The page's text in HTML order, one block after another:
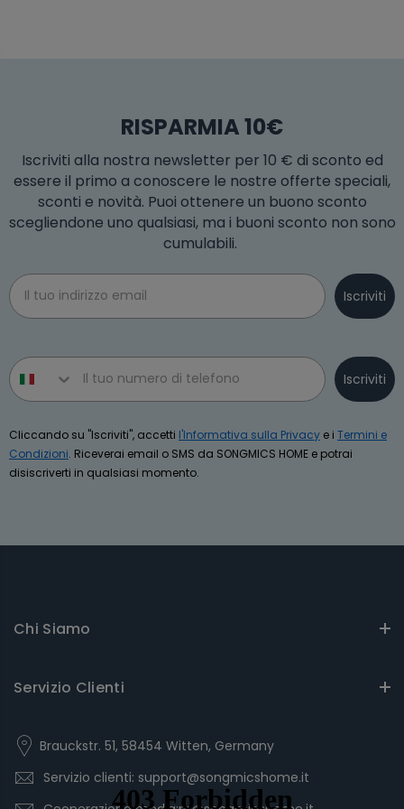
RISPARMIA 10€
Iscriviti alla nostra newsletter per 10 € di sconto ed
essere il primo a conoscere le nostre offerte speciali,
sconti e novità. Puoi ottenere un buono sconto
scegliendone uno qualsiasi, ma i buoni sconto non sono
cumulabili.
Email
Iscriviti
Phone number
Iscriviti
Cliccando su "Iscriviti", accetti l'Informativa sulla Privacy e i Termini e
Condizioni. Riceverai email o SMS da SONGMICS HOME e potrai
disiscriverti in qualsiasi momento.
Chi Siamo
Servizio Clienti
Brauckstr. 51, 58454 Witten, Germany
Servizio clienti: support@songmicshome.it